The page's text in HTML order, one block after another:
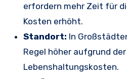
erfordern mehr Zeit für
Kosten erhöht.
Standort: In
Regel höher aufgrund
Lebenshaltungskosten.